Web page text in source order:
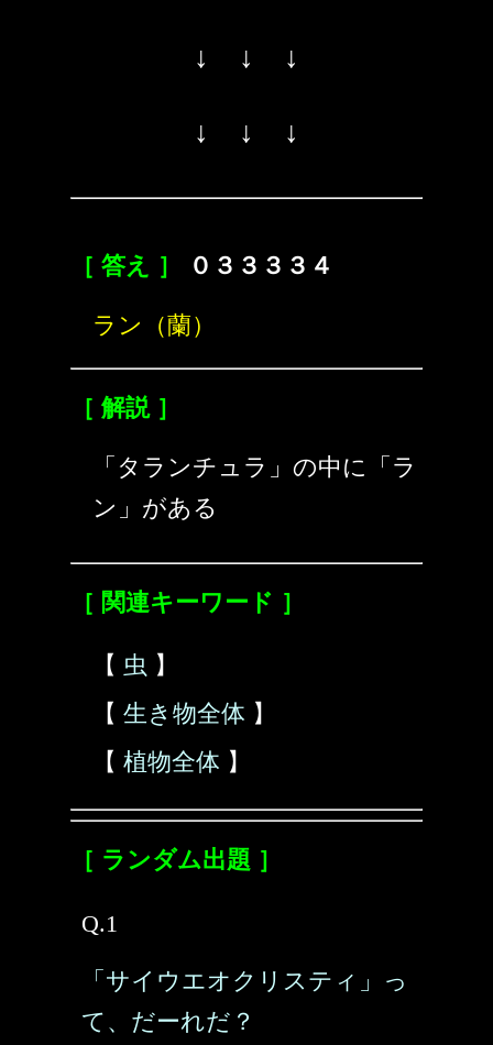
↓ ↓ ↓
↓ ↓ ↓
［ 答え ］ ０３３３３４
ラン（蘭）
［ 解説 ］
「タランチュラ」の中に「ラ
ン」がある
［ 関連キーワード ］
【 虫 】
【 生き物全体 】
【 植物全体 】
［ ランダム出題 ］
Q.1
「サイウエオクリスティ」っ
て、だーれだ？